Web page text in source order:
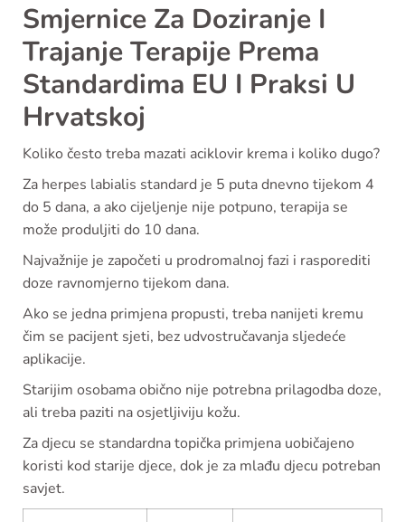
Smjernice Za Doziranje I
Trajanje Terapije Prema
Standardima EU I Praksi U
Hrvatskoj
Koliko često treba mazati aciklovir krema i koliko dugo?
Za herpes labialis standard je 5 puta dnevno tijekom 4
do 5 dana, a ako cijeljenje nije potpuno, terapija se
može produljiti do 10 dana.
Najvažnije je započeti u prodromalnoj fazi i rasporediti
doze ravnomjerno tijekom dana.
Ako se jedna primjena propusti, treba nanijeti kremu
čim se pacijent sjeti, bez udvostručavanja sljedeće
aplikacije.
Starijim osobama obično nije potrebna prilagodba doze,
ali treba paziti na osjetljiviju kožu.
Za djecu se standardna topička primjena uobičajeno
koristi kod starije djece, dok je za mlađu djecu potreban
savjet.